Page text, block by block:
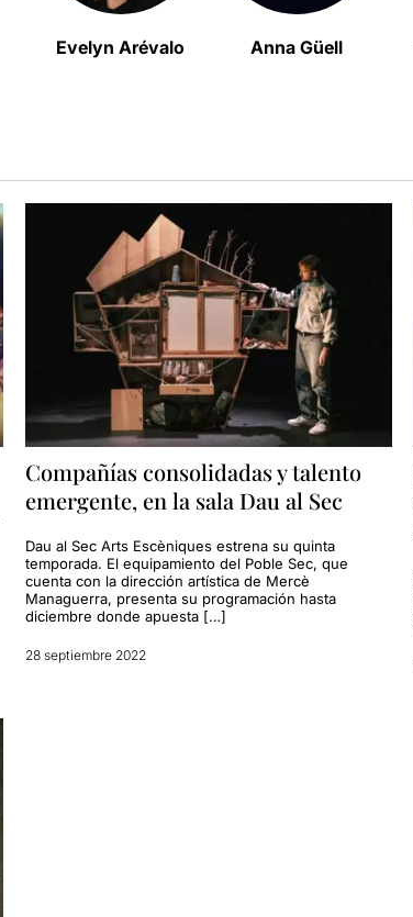
Evelyn Arévalo Anna Güell
Compañías consolidadas y talento
emergente, en la sala Dau al Sec
Dau al Sec Arts Escèniques estrena su quinta
temporada. El equipamiento del Poble Sec, que
cuenta con la dirección artística de Mercè
Managuerra, presenta su programación hasta
diciembre donde apuesta […]
28 septiembre 2022